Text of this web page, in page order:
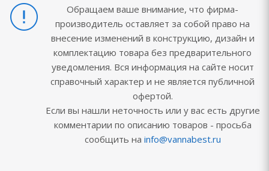
Обращаем ваше внимание, что фирма-
производитель оставляет за собой право на
внесение изменений в конструкцию, дизайн и
комплектацию товара без предварительного
уведомления. Вся информация на сайте носит
справочный характер и не является публичной
офертой.
Если вы нашли неточность или у вас есть другие
комментарии по описанию товаров - просьба
сообщить на info@vannabest.ru